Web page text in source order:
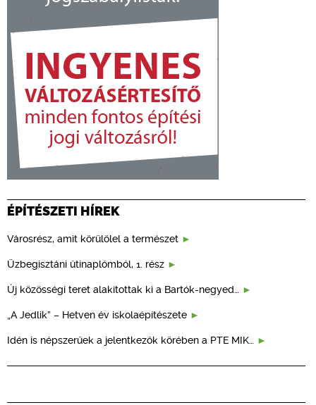
ÉPÍTÉSZETI HÍREK
Városrész, amit körülölel a természet
Üzbegisztáni útinaplómból, 1. rész
Új közösségi teret alakítottak ki a Bartók-negyed…
„A Jedlik” – Hetven év iskolaépítészete
Idén is népszerűek a jelentkezők körében a PTE MIK…